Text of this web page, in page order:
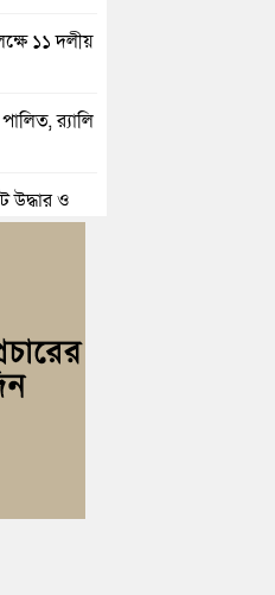
১১ দলীয়
র‍্যালি
উদ্ধার ও
প্রশাসনের
কমিটি